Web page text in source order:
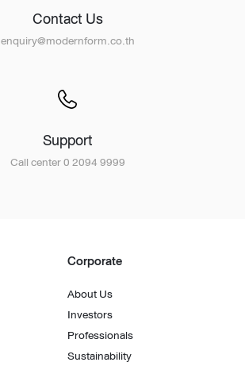
Contact Us
enquiry@modernform.co.th
Support
Call center 0 2094 9999
Corporate
About Us
Investors
Professionals
Sustainability